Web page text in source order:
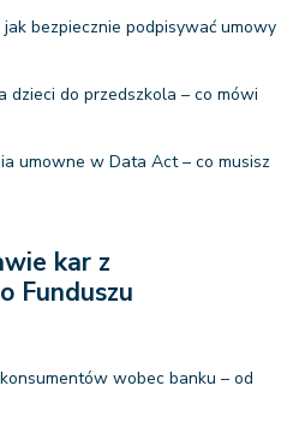
bezpiecznie podpisywać umowy
dzieci do przedszkola – co mówi
umowne w Data Act – co musisz
kar z
Funduszu
wobec banku – od